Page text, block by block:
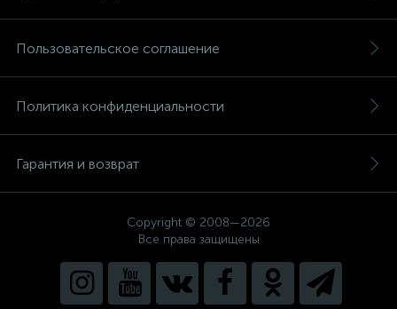
Пользовательское соглашение
Политика конфиденциальности
Гарантия и возврат
Copyright © 2008—2026
Все права защищены